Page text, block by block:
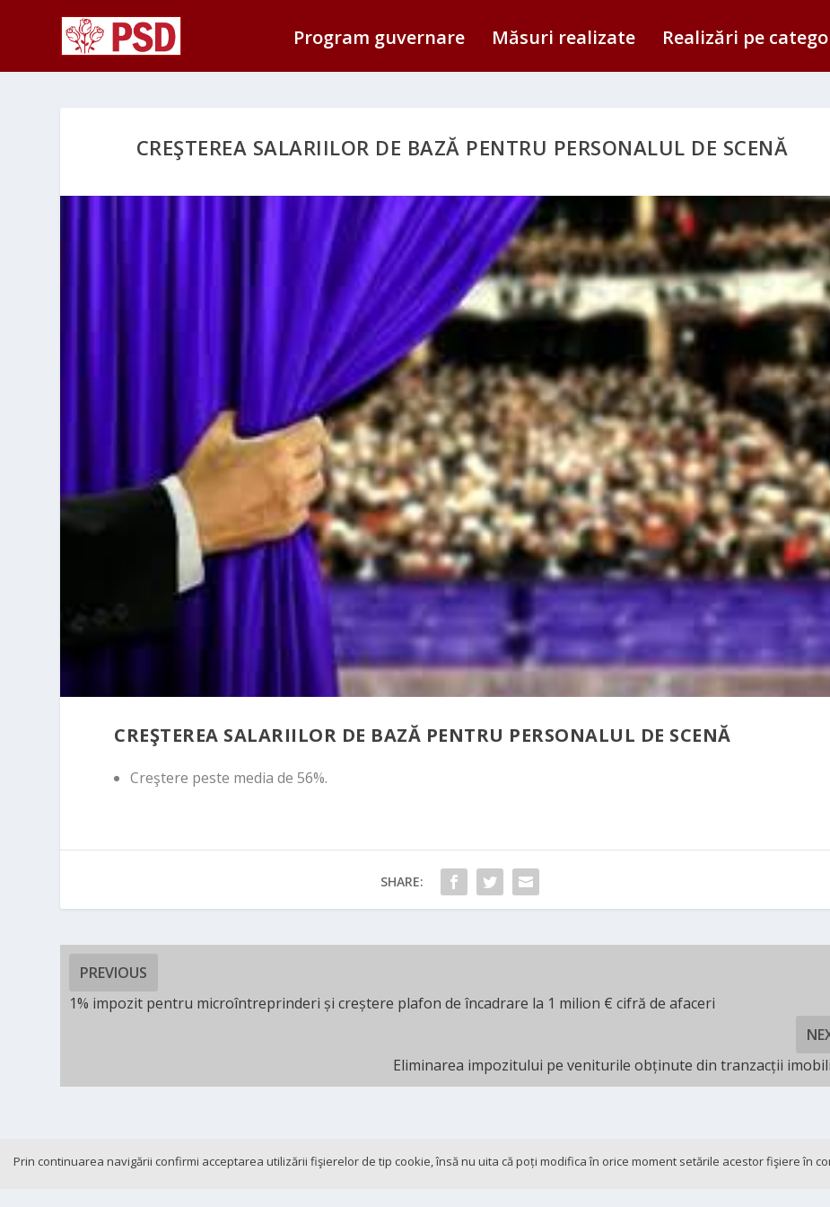
Program guvernare Măsuri realizate Realizări pe
CREŞTEREA SALARIILOR DE BAZĂ PENTRU PERSONALUL DE SCENĂ
CREŞTEREA SALARIILOR DE BAZĂ PENTRU PERSONALUL DE SCENĂ
Creştere peste media de 56%.
SHARE:
PREVIOUS
1% impozit pentru microîntreprinderi și creștere plafon de încadrare la 1 milion € cifră de afaceri
Eliminarea impozitului pe veniturile obținute din tranzacții
Prin continuarea navigării confirmi acceptarea utilizării fişierelor de tip cookie, însă nu uita că poți modifica în orice moment setările acestor fişiere în